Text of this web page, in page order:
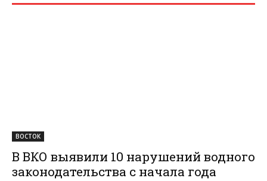
ВОСТОК
В ВКО выявили 10 нарушений водного
законодательства с начала года